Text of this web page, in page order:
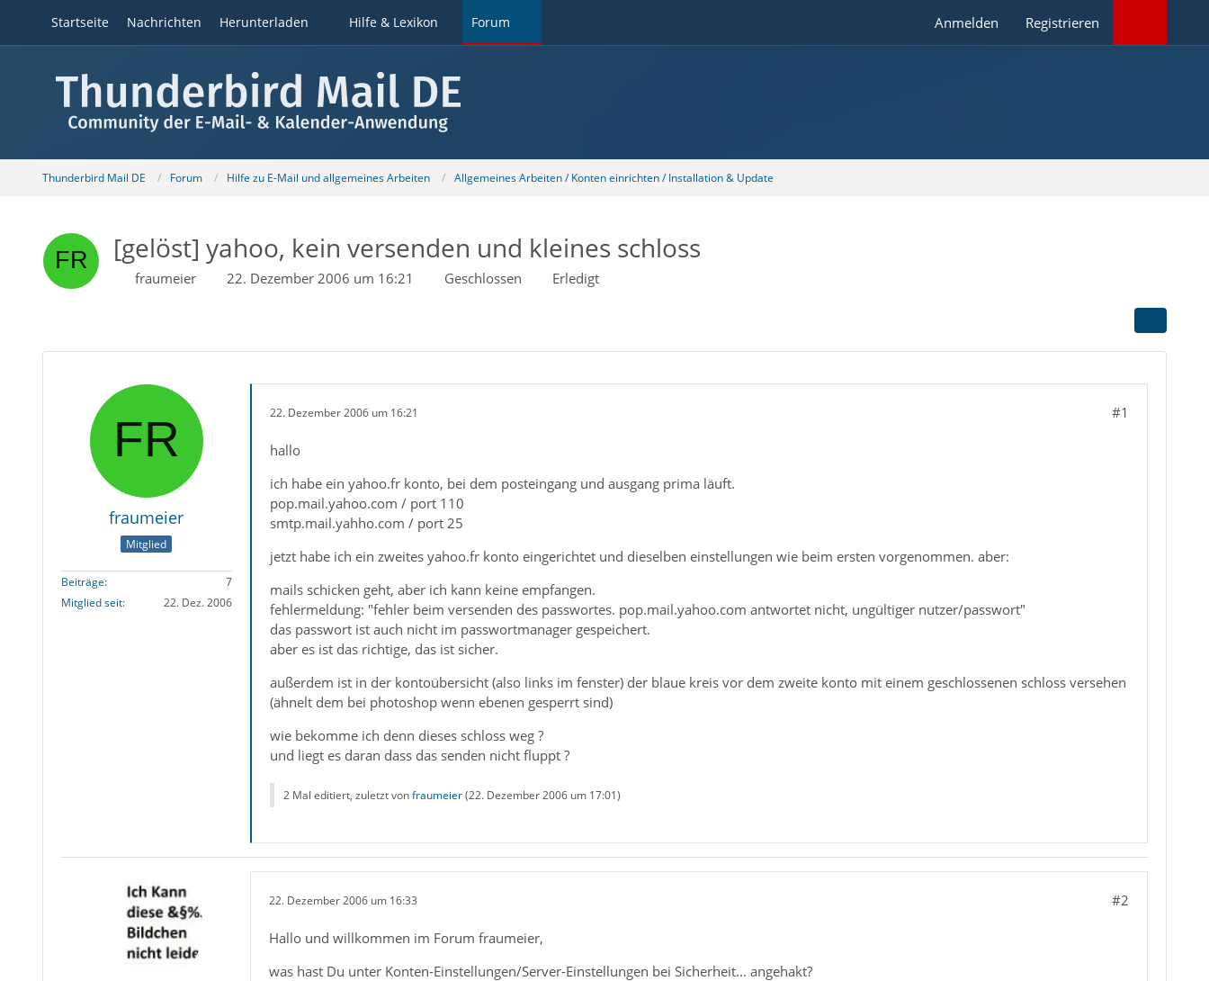
Startseite Nachrichten Herunterladen Hilfe & Lexikon Forum Anmelden Registrieren
Thunderbird Mail DE Forum Hilfe zu E-Mail und allgemeines Arbeiten Allgemeines Arbeiten / Konten einrichten / Installation & Update
[gelöst] yahoo, kein versenden und kleines schloss
fraumeier 22. Dezember 2006 um 16:21 Geschlossen Erledigt
fraumeier
Mitglied
Beiträge
7
Mitglied seit
22. Dez. 2006
22. Dezember 2006 um 16:21 #1
hallo
ich habe ein yahoo.fr konto, bei dem posteingang und ausgang prima läuft.
pop.mail.yahoo.com / port 110
smtp.mail.yahho.com / port 25
jetzt habe ich ein zweites yahoo.fr konto eingerichtet und dieselben einstellungen wie beim ersten vorgenommen. aber:
mails schicken geht, aber ich kann keine empfangen.
fehlermeldung: "fehler beim versenden des passwortes. pop.mail.yahoo.com antwortet nicht, ungültiger nutzer/passwort"
das passwort ist auch nicht im passwortmanager gespeichert.
aber es ist das richtige, das ist sicher.
außerdem ist in der kontoübersicht (also links im fenster) der blaue kreis vor dem zweite konto mit einem geschlossenen schloss versehen
(ähnelt dem bei photoshop wenn ebenen gesperrt sind)
wie bekomme ich denn dieses schloss weg ?
und liegt es daran dass das senden nicht fluppt ?
2 Mal editiert, zuletzt vonfraumeier(22. Dezember 2006 um 17:01)
22. Dezember 2006 um 16:33 #2
Hallo und willkommen im Forum fraumeier,
was hast Du unter Konten-Einstellungen/Server-Einstellungen bei Sicherheit... angehakt?